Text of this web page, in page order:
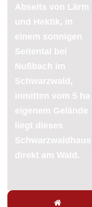
Abseits von Lärm
und Hektik, in
einem sonnigen
Seitental bei
Nußbach im
Schwarzwald,
inmitten vom 5 ha
eigenem Gelände
liegt dieses
Schwarzwaldhaus
direkt am Wald.